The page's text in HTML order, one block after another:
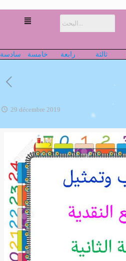
ثالثة رابعة خامسة سادسة
29 décembre 2019